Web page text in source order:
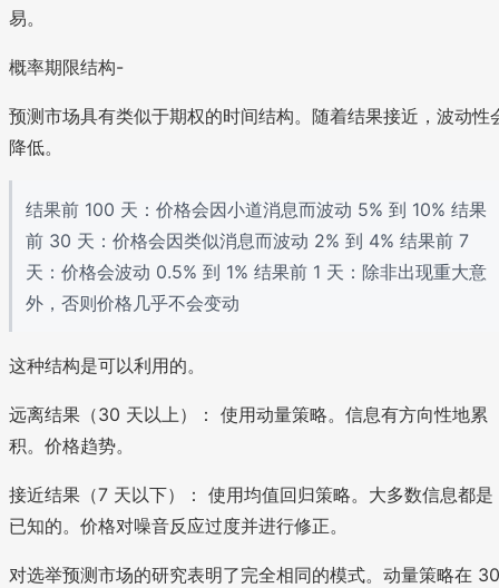
易。
概率期限结构-
预测市场具有类似于期权的时间结构。随着结果接近，波动性
降低。
结果前 100 天：价格会因小道消息而波动 5% 到 10% 结果
前 30 天：价格会因类似消息而波动 2% 到 4% 结果前 7
天：价格会波动 0.5% 到 1% 结果前 1 天：除非出现重大意
外，否则价格几乎不会变动
这种结构是可以利用的。
远离结果（30 天以上）： 使用动量策略。信息有方向性地累
积。价格趋势。
接近结果（7 天以下）： 使用均值回归策略。大多数信息都是
已知的。价格对噪音反应过度并进行修正。
对选举预测市场的研究表明了完全相同的模式。动量策略在 30